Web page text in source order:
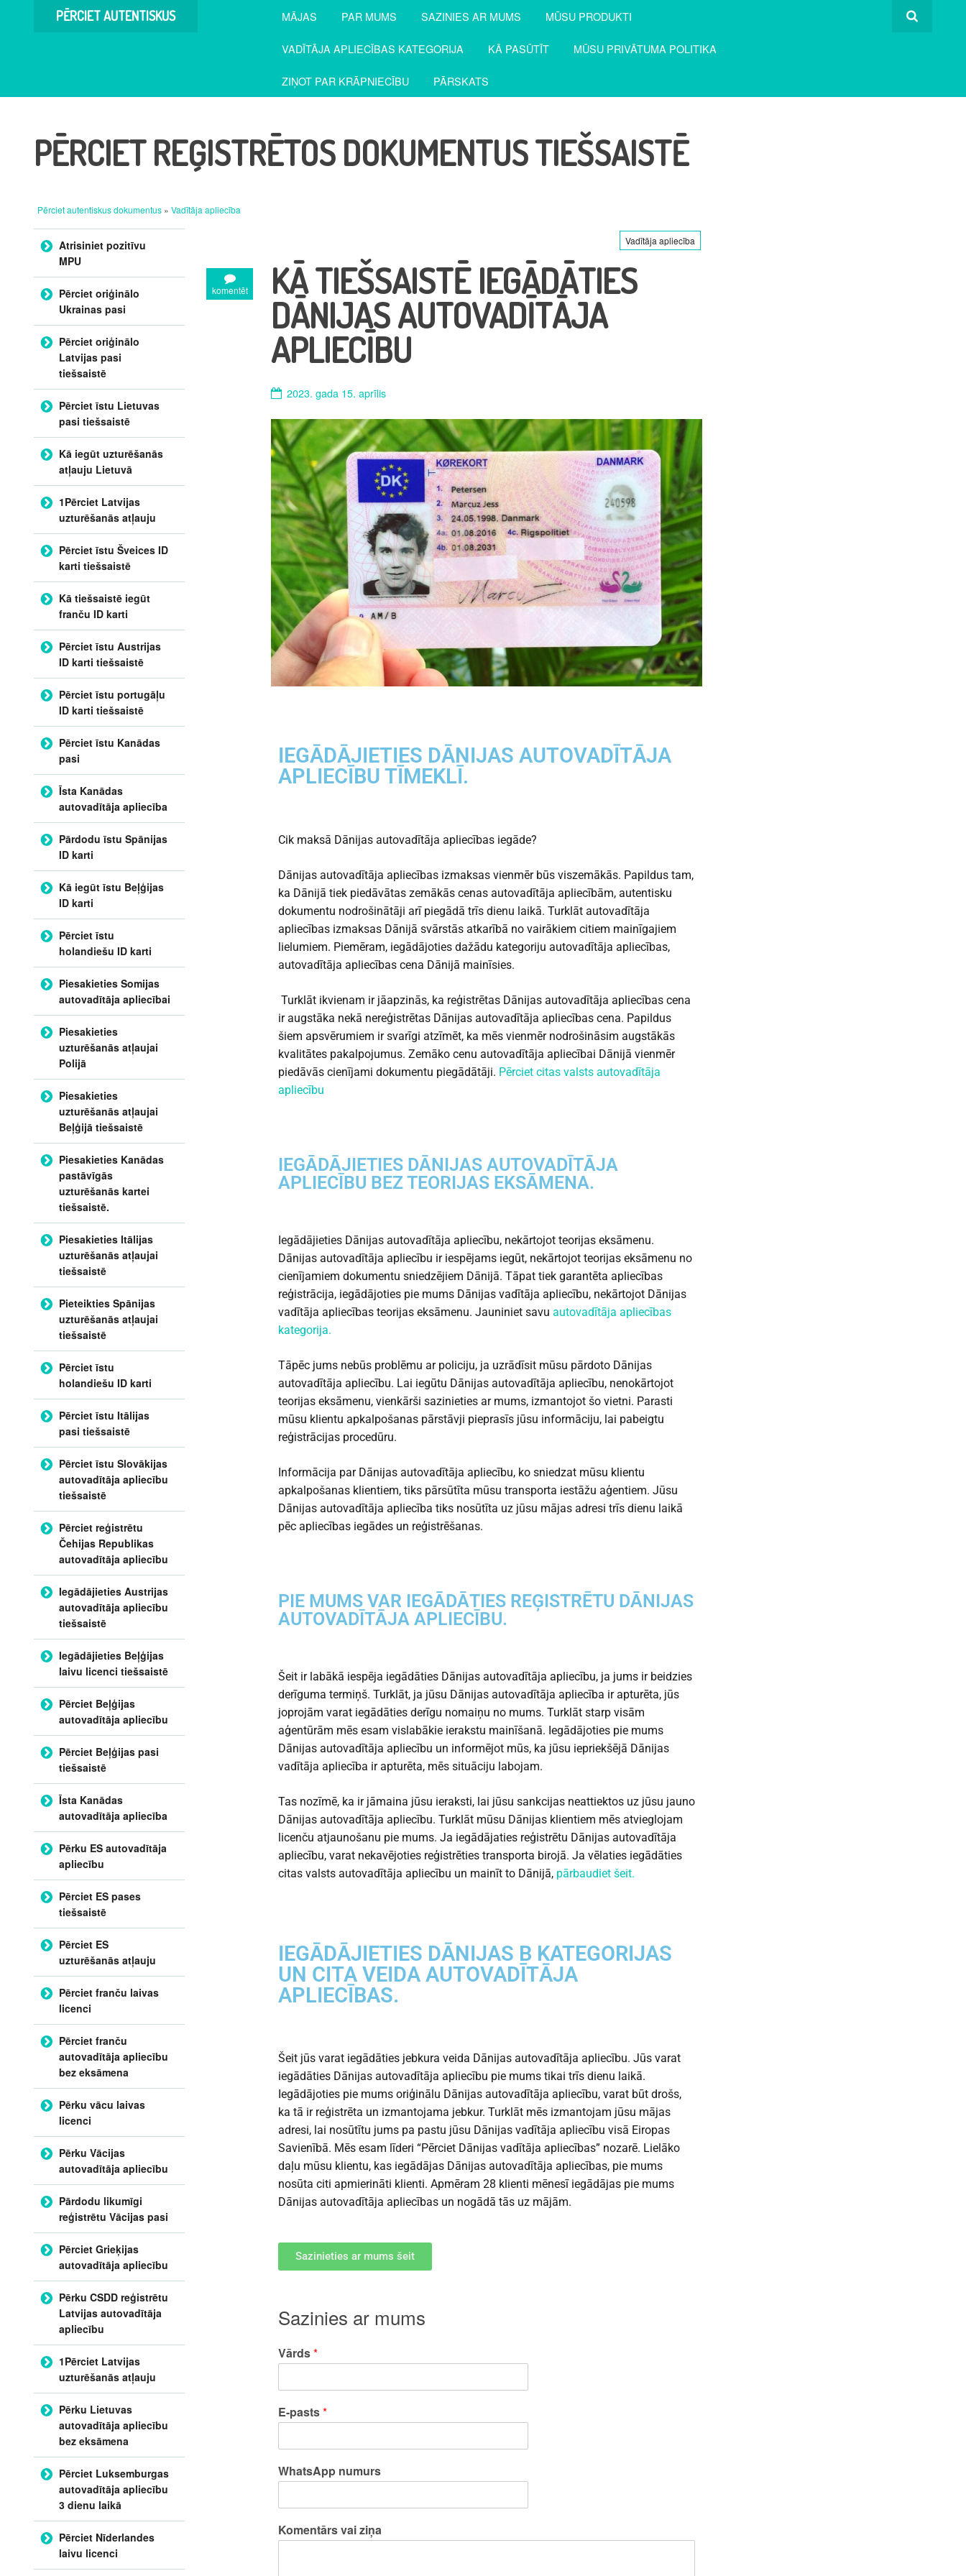
PĒRCIET AUTENTISKUS MĀJAS PAR MUMS SAZINIES AR MUMS MŪSU PRODUKTI
VADĪTĀJA APLIECĪBAS KATEGORIJA KĀ PASŪTĪT MŪSU PRIVĀTUMA POLITIKA
ZIŅOT PAR KRĀPNIECĪBU PĀRSKATS
PĒRCIET REĢISTRĒTOS DOKUMENTUS TIEŠSAISTĒ
Pērciet autentiskus dokumentus » Vadītāja apliecība
komentēt
Vadītāja apliecība
KĀ TIEŠSAISTĒ IEGĀDĀTIES
DĀNIJAS AUTOVADĪTĀJA
APLIECĪBU
2023. gada 15. aprīlis
IEGĀDĀJIETIES DĀNIJAS AUTOVADĪTĀJA
APLIECĪBU TĪMEKLĪ.
Cik maksā Dānijas autovadītāja apliecības iegāde?
Dānijas autovadītāja apliecības izmaksas vienmēr būs viszemākās. Papildus tam,
ka Dānijā tiek piedāvātas zemākās cenas autovadītāja apliecībām, autentisku
dokumentu nodrošinātāji arī piegādā trīs dienu laikā. Turklāt autovadītāja
apliecības izmaksas Dānijā svārstās atkarībā no vairākiem citiem mainīgajiem
lielumiem. Piemēram, iegādājoties dažādu kategoriju autovadītāja apliecības,
autovadītāja apliecības cena Dānijā mainīsies.
Turklāt ikvienam ir jāapzinās, ka reģistrētas Dānijas autovadītāja apliecības cena
ir augstāka nekā nereģistrētas Dānijas autovadītāja apliecības cena. Papildus
šiem apsvērumiem ir svarīgi atzīmēt, ka mēs vienmēr nodrošināsim augstākās
kvalitātes pakalpojumus. Zemāko cenu autovadītāja apliecībai Dānijā vienmēr
piedāvās cienījami dokumentu piegādātāji. Pērciet citas valsts autovadītāja
apliecību
IEGĀDĀJIETIES DĀNIJAS AUTOVADĪTĀJA
APLIECĪBU BEZ TEORIJAS EKSĀMENA.
Iegādājieties Dānijas autovadītāja apliecību, nekārtojot teorijas eksāmenu.
Dānijas autovadītāja apliecību ir iespējams iegūt, nekārtojot teorijas eksāmenu no
cienījamiem dokumentu sniedzējiem Dānijā. Tāpat tiek garantēta apliecības
reģistrācija, iegādājoties pie mums Dānijas vadītāja apliecību, nekārtojot Dānijas
vadītāja apliecības teorijas eksāmenu. Jauniniet savu autovadītāja apliecības
kategorija.
Tāpēc jums nebūs problēmu ar policiju, ja uzrādīsit mūsu pārdoto Dānijas
autovadītāja apliecību. Lai iegūtu Dānijas autovadītāja apliecību, nenokārtojot
teorijas eksāmenu, vienkārši sazinieties ar mums, izmantojot šo vietni. Parasti
mūsu klientu apkalpošanas pārstāvji pieprasīs jūsu informāciju, lai pabeigtu
reģistrācijas procedūru.
Informācija par Dānijas autovadītāja apliecību, ko sniedzat mūsu klientu
apkalpošanas klientiem, tiks pārsūtīta mūsu transporta iestāžu aģentiem. Jūsu
Dānijas autovadītāja apliecība tiks nosūtīta uz jūsu mājas adresi trīs dienu laikā
pēc apliecības iegādes un reģistrēšanas.
PIE MUMS VAR IEGĀDĀTIES REĢISTRĒTU DĀNIJAS
AUTOVADĪTĀJA APLIECĪBU.
Šeit ir labākā iespēja iegādāties Dānijas autovadītāja apliecību, ja jums ir beidzies
derīguma termiņš. Turklāt, ja jūsu Dānijas autovadītāja apliecība ir apturēta, jūs
joprojām varat iegādāties derīgu nomaiņu no mums. Turklāt starp visām
aģentūrām mēs esam vislabākie ierakstu mainīšanā. Iegādājoties pie mums
Dānijas autovadītāja apliecību un informējot mūs, ka jūsu iepriekšējā Dānijas
vadītāja apliecība ir apturēta, mēs situāciju labojam.
Tas nozīmē, ka ir jāmaina jūsu ieraksti, lai jūsu sankcijas neattiektos uz jūsu jauno
Dānijas autovadītāja apliecību. Turklāt mūsu Dānijas klientiem mēs atvieglojam
licenču atjaunošanu pie mums. Ja iegādājaties reģistrētu Dānijas autovadītāja
apliecību, varat nekavējoties reģistrēties transporta birojā. Ja vēlaties iegādāties
citas valsts autovadītāja apliecību un mainīt to Dānijā, pārbaudiet šeit.
IEGĀDĀJIETIES DĀNIJAS B KATEGORIJAS
UN CITA VEIDA AUTOVADĪTĀJA
APLIECĪBAS.
Šeit jūs varat iegādāties jebkura veida Dānijas autovadītāja apliecību. Jūs varat
iegādāties Dānijas autovadītāja apliecību pie mums tikai trīs dienu laikā.
Iegādājoties pie mums oriģinālu Dānijas autovadītāja apliecību, varat būt drošs,
ka tā ir reģistrēta un izmantojama jebkur. Turklāt mēs izmantojam jūsu mājas
adresi, lai nosūtītu jums pa pastu jūsu Dānijas vadītāja apliecību visā Eiropas
Savienībā. Mēs esam līderi “Pērciet Dānijas vadītāja apliecības” nozarē. Lielāko
daļu mūsu klientu, kas iegādājas Dānijas autovadītāja apliecības, pie mums
nosūta citi apmierināti klienti. Apmēram 28 klienti mēnesī iegādājas pie mums
Dānijas autovadītāja apliecības un nogādā tās uz mājām.
Sazinieties ar mums šeit
Sazinies ar mums
Vārds*
E-pasts*
WhatsApp numurs
Komentārs vai ziņa
Pāriet uz saturu
Atrisiniet pozitīvu
MPU
Pērciet oriģinālo
Ukrainas pasi
Pērciet oriģinālo
Latvijas pasi
tiešsaistē
Pērciet īstu Lietuvas
pasi tiešsaistē
Kā iegūt uzturēšanās
atļauju Lietuvā
1Pērciet Latvijas
uzturēšanās atļauju
Pērciet īstu Šveices ID
karti tiešsaistē
Kā tiešsaistē iegūt
franču ID karti
Pērciet īstu Austrijas
ID karti tiešsaistē
Pērciet īstu portugāļu
ID karti tiešsaistē
Pērciet īstu Kanādas
pasi
Īsta Kanādas
autovadītāja apliecība
Pārdodu īstu Spānijas
ID karti
Kā iegūt īstu Beļģijas
ID karti
Pērciet īstu
holandiešu ID karti
Piesakieties Somijas
autovadītāja apliecībai
Piesakieties
uzturēšanās atļaujai
Polijā
Piesakieties
uzturēšanās atļaujai
Beļģijā tiešsaistē
Piesakieties Kanādas
pastāvīgās
uzturēšanās kartei
tiešsaistē.
Piesakieties Itālijas
uzturēšanās atļaujai
tiešsaistē
Pieteikties Spānijas
uzturēšanās atļaujai
tiešsaistē
Pērciet īstu
holandiešu ID karti
Pērciet īstu Itālijas
pasi tiešsaistē
Pērciet īstu Slovākijas
autovadītāja apliecību
tiešsaistē
Pērciet reģistrētu
Čehijas Republikas
autovadītāja apliecību
Iegādājieties Austrijas
autovadītāja apliecību
tiešsaistē
Iegādājieties Beļģijas
laivu licenci tiešsaistē
Pērciet Beļģijas
autovadītāja apliecību
Pērciet Beļģijas pasi
tiešsaistē
Īsta Kanādas
autovadītāja apliecība
Pērku ES autovadītāja
apliecību
Pērciet ES pases
tiešsaistē
Pērciet ES
uzturēšanās atļauju
Pērciet franču laivas
licenci
Pērciet franču
autovadītāja apliecību
bez eksāmena
Pērku vācu laivas
licenci
Pērku Vācijas
autovadītāja apliecību
Pārdodu likumīgi
reģistrētu Vācijas pasi
Pērciet Grieķijas
autovadītāja apliecību
Pērku CSDD reģistrētu
Latvijas autovadītāja
apliecību
1Pērciet Latvijas
uzturēšanās atļauju
Pērku Lietuvas
autovadītāja apliecību
bez eksāmena
Pērciet Luksemburgas
autovadītāja apliecību
3 dienu laikā
Pērciet Nīderlandes
laivu licenci